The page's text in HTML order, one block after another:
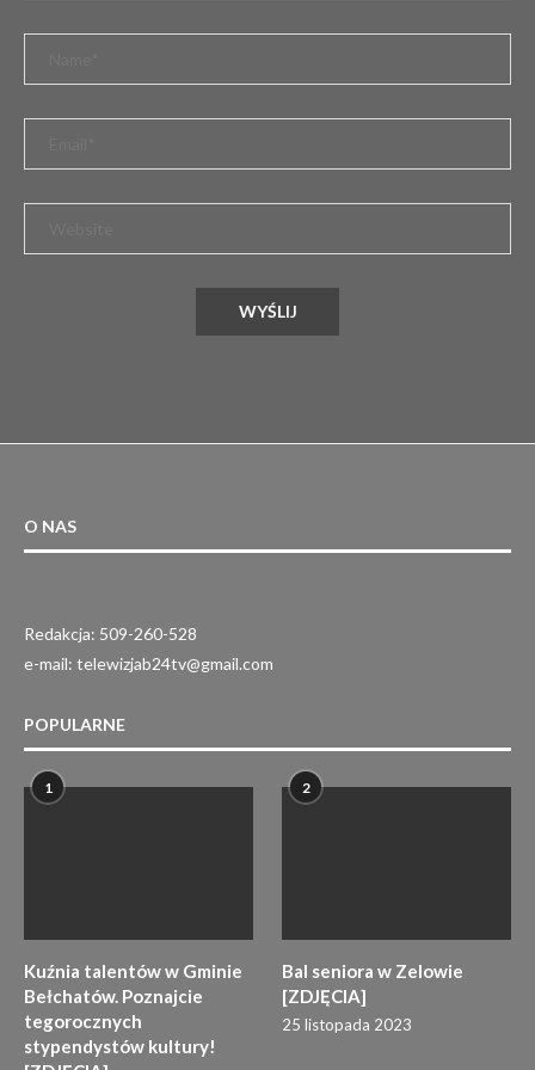
O NAS
Redakcja: 509-260-528
e-mail: telewizjab24tv@gmail.com
POPULARNE
1
Kuźnia talentów w Gminie
Bełchatów. Poznajcie
tegorocznych
stypendystów kultury!
2
Bal seniora w Zelowie
[ZDJĘCIA]
25 listopada 2023